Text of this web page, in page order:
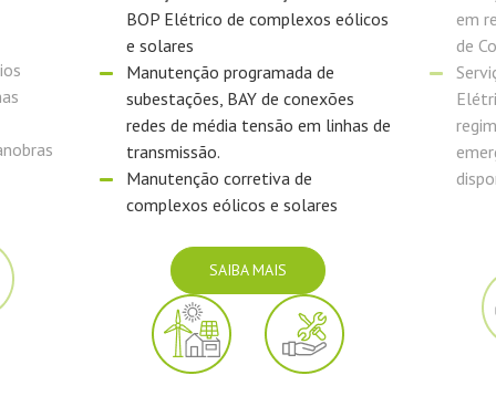
em regime integral do BOP Elétrico
de Complexos Eólicos e solares
Serviços de Manutenção do BOP
Elétrico de Complexos Eólicos em
regime de atendimento de
emergência com equipe em
disponibilidade
SAIBA MAIS